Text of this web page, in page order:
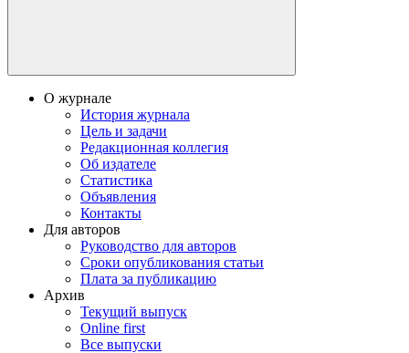
О журнале
История журнала
Цель и задачи
Редакционная коллегия
Об издателе
Статистика
Объявления
Контакты
Для авторов
Руководство для авторов
Сроки опубликования статьи
Плата за публикацию
Архив
Текущий выпуск
Online first
Все выпуски